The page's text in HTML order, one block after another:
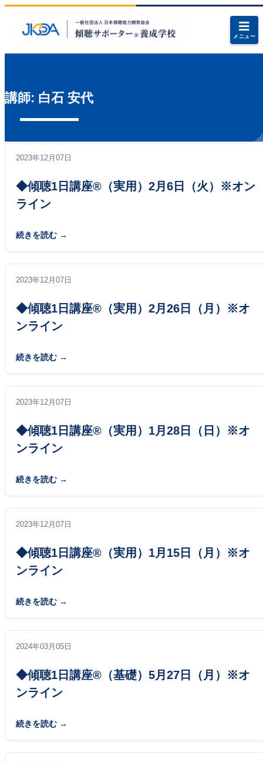
メニュー
講師: 白石 安代
2023年12月07日
◆傾聴1日講座®（実用）2月6日（火）※オン
ライン
続きを読む
2023年12月07日
◆傾聴1日講座®（実用）2月26日（月）※オ
ンライン
続きを読む
2023年12月07日
◆傾聴1日講座®（実用）1月28日（日）※オ
ンライン
続きを読む
2023年12月07日
◆傾聴1日講座®（実用）1月15日（月）※オ
ンライン
続きを読む
2024年03月05日
◆傾聴1日講座®（基礎）5月27日（月）※オ
ンライン
続きを読む
ットラジオ